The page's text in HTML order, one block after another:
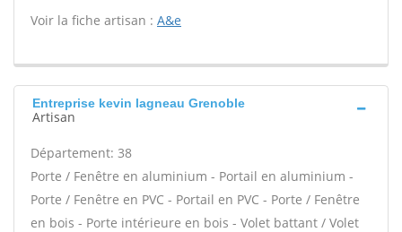
Voir la fiche artisan : A&e
Entreprise kevin lagneau Grenoble
Artisan
Département: 38
Porte / Fenêtre en aluminium - Portail en aluminium -
Porte / Fenêtre en PVC - Portail en PVC - Porte / Fenêtre
en bois - Porte intérieure en bois - Volet battant / Volet